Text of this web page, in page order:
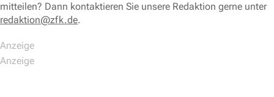
mitteilen? Dann kontaktieren Sie unsere Redaktion gerne unter
redaktion@zfk.de.